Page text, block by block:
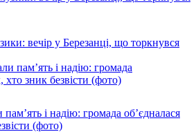
вечір у Березанці, що торкнувся
і надію: громада об’єдналася
(фото)